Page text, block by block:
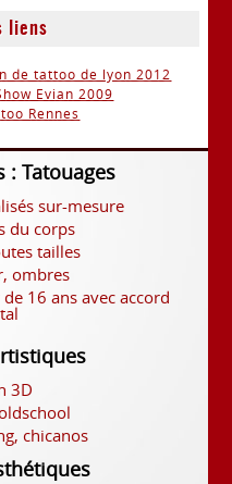
liens
de tattoo de lyon 2012
Evian 2009
Rennes
: Tatouages
sur-mesure
du corps
tailles
ombres
16 ans avec accord
3D
chicanos